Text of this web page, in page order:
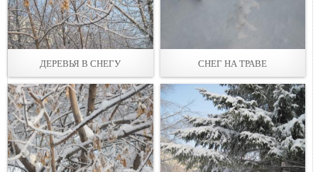
ДЕРЕВЬЯ В СНЕГУ СНЕГ НА ТРАВЕ